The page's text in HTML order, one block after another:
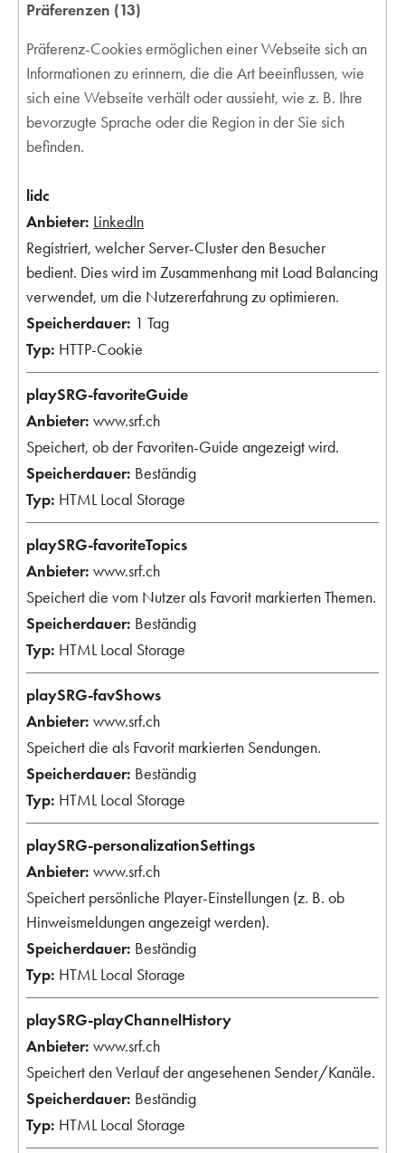
Präferenzen (13)
Präferenz-Cookies ermöglichen einer Webseite sich an
Informationen zu erinnern, die die Art beeinflussen, wie
sich eine Webseite verhält oder aussieht, wie z. B. Ihre
bevorzugte Sprache oder die Region in der Sie sich
befinden.
lidc
LinkedIn
Registriert, welcher Server-Cluster den Besucher
bedient. Dies wird im Zusammenhang mit Load Balancing
verwendet, um die Nutzererfahrung zu optimieren.
1 Tag
HTTP-Cookie
playSRG-favoriteGuide
www.srf.ch
Speichert, ob der Favoriten-Guide angezeigt wird.
Beständig
HTML Local Storage
playSRG-favoriteTopics
www.srf.ch
Speichert die vom Nutzer als Favorit markierten Themen.
Beständig
HTML Local Storage
playSRG-favShows
www.srf.ch
Speichert die als Favorit markierten Sendungen.
Beständig
HTML Local Storage
playSRG-personalizationSettings
www.srf.ch
Speichert persönliche Player-Einstellungen (z. B. ob
Hinweismeldungen angezeigt werden).
Beständig
HTML Local Storage
playSRG-playChannelHistory
www.srf.ch
Speichert den Verlauf der angesehenen Sender/Kanäle.
Beständig
HTML Local Storage